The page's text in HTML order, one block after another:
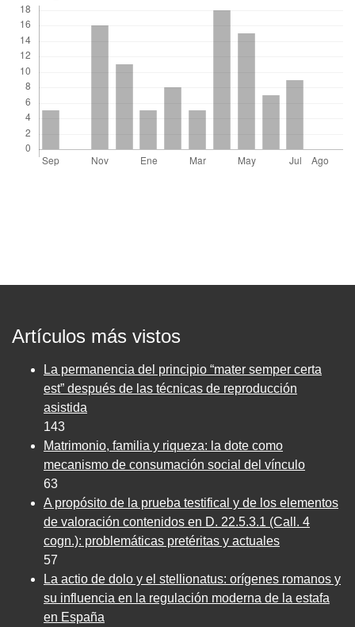
Artículos más vistos
La permanencia del principio “mater semper certa
est” después de las técnicas de reproducción
asistida
143
Matrimonio, familia y riqueza: la dote como
mecanismo de consumación social del vínculo
63
A propósito de la prueba testifical y de los elementos
de valoración contenidos en D. 22.5.3.1 (Call. 4
cogn.): problemáticas pretéritas y actuales
57
La actio de dolo y el stellionatus: orígenes romanos y
su influencia en la regulación moderna de la estafa
en España